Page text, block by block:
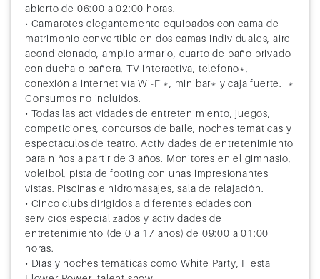
abierto de 06:00 a 02:00 horas.
• Camarotes elegantemente equipados con cama de
matrimonio convertible en dos camas individuales, aire
acondicionado, amplio armario, cuarto de baño privado
con ducha o bañera, TV interactiva, teléfono*,
conexión a internet vía Wi-Fi*, minibar* y caja fuerte. *
Consumos no incluidos.
• Todas las actividades de entretenimiento, juegos,
competiciones, concursos de baile, noches temáticas y
espectáculos de teatro. Actividades de entretenimiento
para niños a partir de 3 años. Monitores en el gimnasio,
voleibol, pista de footing con unas impresionantes
vistas. Piscinas e hidromasajes, sala de relajación.
• Cinco clubs dirigidos a diferentes edades con
servicios especializados y actividades de
entretenimiento (de 0 a 17 años) de 09:00 a 01:00
horas.
• Días y noches temáticas como White Party, Fiesta